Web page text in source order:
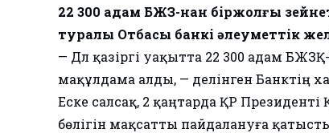
22 300 адам БЖЗҚ-нан біржолғы
туралы Отбасы банкі әлеуметтік
— Дәл қазіргі уақытта 22 300 адам
мақұлдама алды, — делінген Банктің
Еске салсақ, 2 қаңтарда ҚР
бөлігін мақсатты пайдалануға